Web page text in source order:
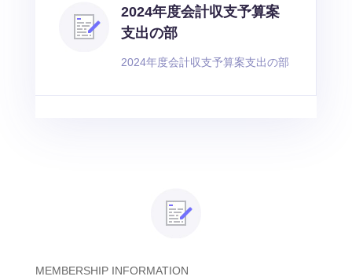
2024年度会計収支予算案
支出の部
2024年度会計収支予算案支出の部
MEMBERSHIP INFORMATION